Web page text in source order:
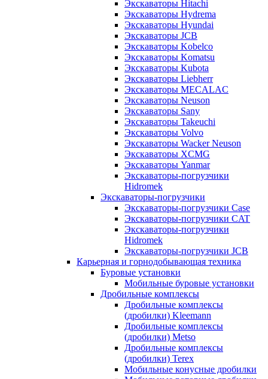
Экскаваторы Hitachi
Экскаваторы Hydrema
Экскаваторы Hyundai
Экскаваторы JCB
Экскаваторы Kobelco
Экскаваторы Komatsu
Экскаваторы Kubota
Экскаваторы Liebherr
Экскаваторы MECALAC
Экскаваторы Neuson
Экскаваторы Sany
Экскаваторы Takeuchi
Экскаваторы Volvo
Экскаваторы Wacker Neuson
Экскаваторы XCMG
Экскаваторы Yanmar
Экскаваторы-погрузчики
Hidromek
Экскаваторы-погрузчики
Экскаваторы-погрузчики Case
Экскаваторы-погрузчики CAT
Экскаваторы-погрузчики
Hidromek
Экскаваторы-погрузчики JCB
Карьерная и горнодобывающая техника
Буровые установки
Мобильные буровые установки
Дробильные комплексы
Дробильные комплексы
(дробилки) Kleemann
Дробильные комплексы
(дробилки) Metso
Дробильные комплексы
(дробилки) Terex
Мобильные конусные дробилки